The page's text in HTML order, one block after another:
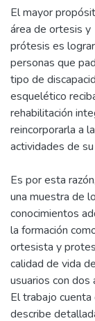
El mayor
área de ortesis y
prótesis es
personas que
tipo de
esquelético
rehabilitación
reincorporarla a
actividades de
Es por esta
una muestra de
conocimientos
la formación
ortesista y
calidad de vida
usuarios con
El trabajo
describe